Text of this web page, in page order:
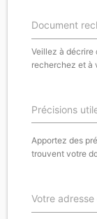
Document
Veillez à décrire
recherchez et à
Précisions
Apportez des
trouvent votre
Votre adresse